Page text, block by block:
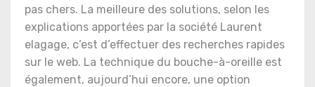
pas chers. La meilleure des solutions, selon les
explications apportées par la société Laurent
elagage, c’est d’effectuer des recherches rapides
sur le web. La technique du bouche-à-oreille est
également, aujourd’hui encore, une option